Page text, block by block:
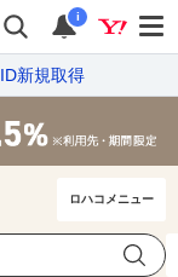
i
ID新規取得
ロハコメニュー